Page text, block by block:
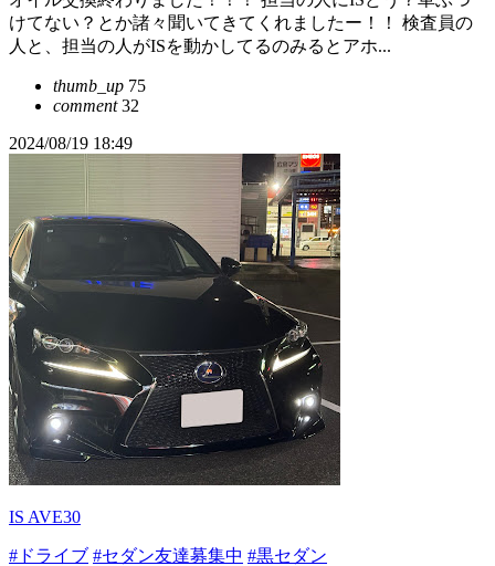
けてない？とか諸々聞いてきてくれましたー！！ 検査員の
人と、担当の人がISを動かしてるのみるとアホ...
thumb_up 75
comment32
2024/08/19 18:49
IS AVE30
#ドライブ #セダン友達募集中 #黒セダン